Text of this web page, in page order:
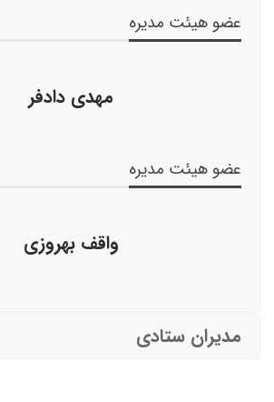
عضو هیئت مدیره
مهدی دادفر
عضو هیئت مدیره
واقف بهروزی
مدیران ستادی